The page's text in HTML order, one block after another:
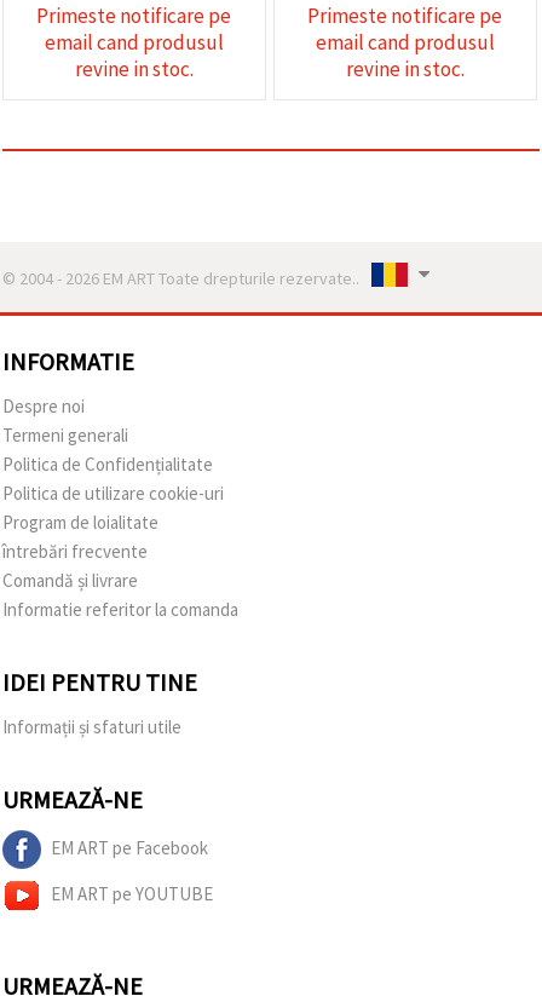
Primeste notificare pe
email cand produsul
revine in stoc.
Primeste notificare pe
email cand produsul
revine in stoc.
© 2004 - 2026 EM ART Toate drepturile rezervate..
INFORMATIE
Despre noi
Termeni generali
Politica de Confidențialitate
Politica de utilizare cookie-uri
Program de loialitate
întrebări frecvente
Comandă și livrare
Informatie referitor la comanda
IDEI PENTRU TINE
Informații și sfaturi utile
URMEAZĂ-NE
EM ART pe Facebook
EM ART pe YOUTUBE
URMEAZĂ-NE